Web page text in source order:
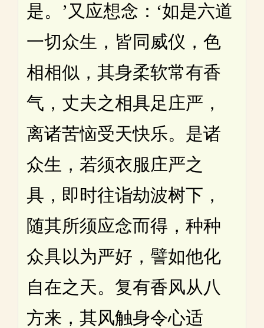
是。’又应想念：‘如是六道
一切众生，皆同威仪，色
相相似，其身柔软常有香
气，丈夫之相具足庄严，
离诸苦恼受天快乐。是诸
众生，若须衣服庄严之
具，即时往诣劫波树下，
随其所须应念而得，种种
众具以为严好，譬如他化
自在之天。复有香风从八
方来，其风触身令心适